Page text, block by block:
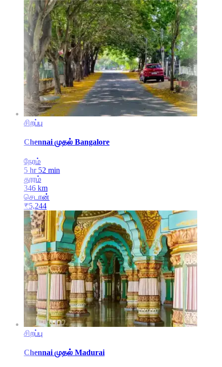
சிறப்பு
Chennai முதல் Bangalore
நேரம்
5 hr 52 min
தூரம்
346 km
செடான்
₹5,244
சிறப்பு
Chennai முதல் Madurai